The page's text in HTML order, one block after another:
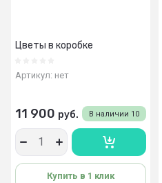
Цветы в коробке
Артикул: нет
В наличии 10
11 900 руб.
Купить в 1 клик